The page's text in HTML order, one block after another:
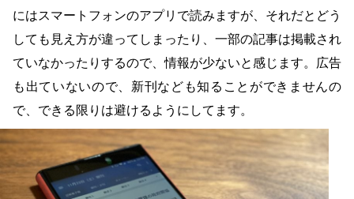
にはスマートフォンのアプリで読みますが、それだとどう
しても見え方が違ってしまったり、一部の記事は掲載され
ていなかったりするので、情報が少ないと感じます。広告
も出ていないので、新刊なども知ることができませんの
で、できる限りは避けるようにしてます。